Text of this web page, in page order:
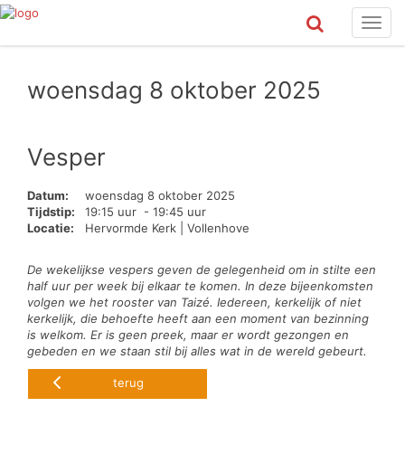
woensdag 8 oktober 2025
Vesper
Datum:
woensdag 8 oktober 2025
Tijdstip:
19:15 uur - 19:45 uur
Locatie:
Hervormde Kerk | Vollenhove
De wekelijkse vespers geven de gelegenheid om in stilte een
half uur per week bij elkaar te komen. In deze bijeenkomsten
volgen we het rooster van Taizé. Iedereen, kerkelijk of niet
kerkelijk, die behoefte heeft aan een moment van bezinning
is welkom. Er is geen preek, maar er wordt gezongen en
gebeden en we staan stil bij alles wat in de wereld gebeurt.
terug